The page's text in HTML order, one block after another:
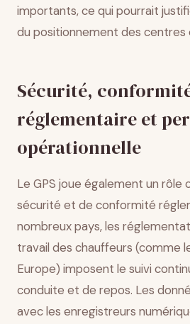
importants, ce qui pourrait
du positionnement des centres
Sécurité,
réglementaire et
opérationnelle
Le GPS joue également un rôle
sécurité et de conformité
nombreux pays, les
travail des chauffeurs (comme
Europe) imposent le suivi
conduite et de repos. Les
avec les enregistreurs